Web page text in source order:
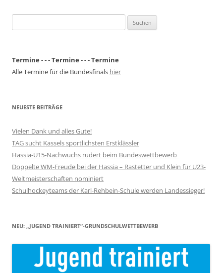
nach:
Termine - - - Termine - - - Termine
Alle Termine für die Bundesfinals hier
NEUESTE BEITRÄGE
Vielen Dank und alles Gute!
TAG sucht Kassels sportlichsten Erstklässler
Hassia-U15-Nachwuchs rudert beim Bundeswettbewerb
Doppelte WM-Freude bei der Hassia – Rastetter und Klein für U23-
Weltmeisterschaften nominiert
Schulhockeyteams der Karl-Rehbein-Schule werden Landessieger!
NEU: „JUGEND TRAINIERT“-GRUNDSCHULWETTBEWERB